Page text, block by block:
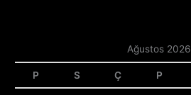
Ağustos 2026
P S Ç P